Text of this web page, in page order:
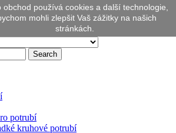
obchod používá cookies a další technologie,
mohli zlepšit Vaš zážitky na našich
stránkách.
Search
potrubí
kruhové potrubí